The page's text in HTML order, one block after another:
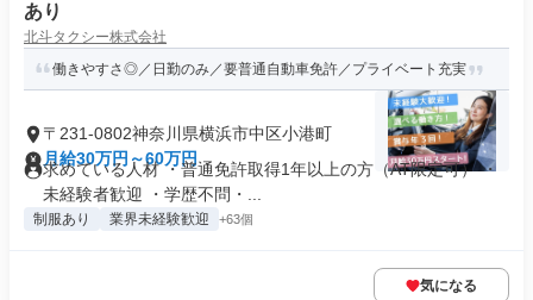
あり
北斗タクシー株式会社
働きやすさ◎／日勤のみ／要普通自動車免許／プライベート充実
〒231-0802神奈川県横浜市中区小港町
月給30万円～60万円
求めている人材 ・普通免許取得1年以上の方（AT限定可） ・
未経験者歓迎 ・学歴不問・...
制服あり 業界未経験歓迎 +63個
気になる